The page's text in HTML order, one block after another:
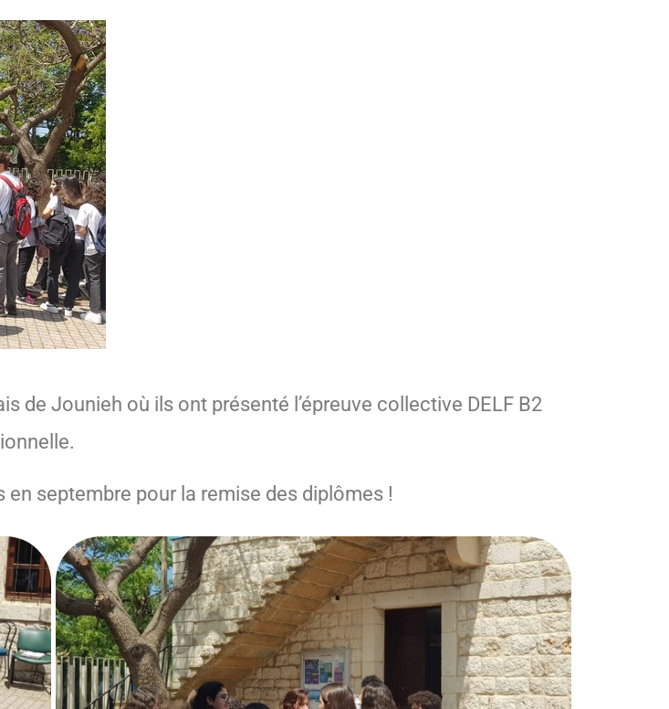
de Jounieh où ils ont présenté l’épreuve collective DELF B2
septembre pour la remise des diplômes !